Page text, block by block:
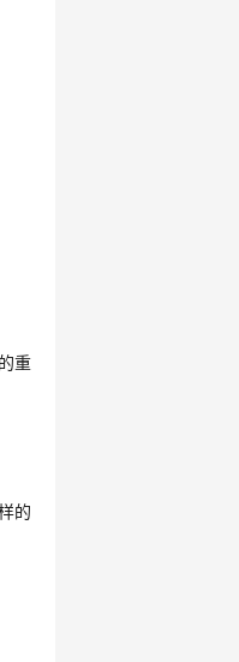
重
的